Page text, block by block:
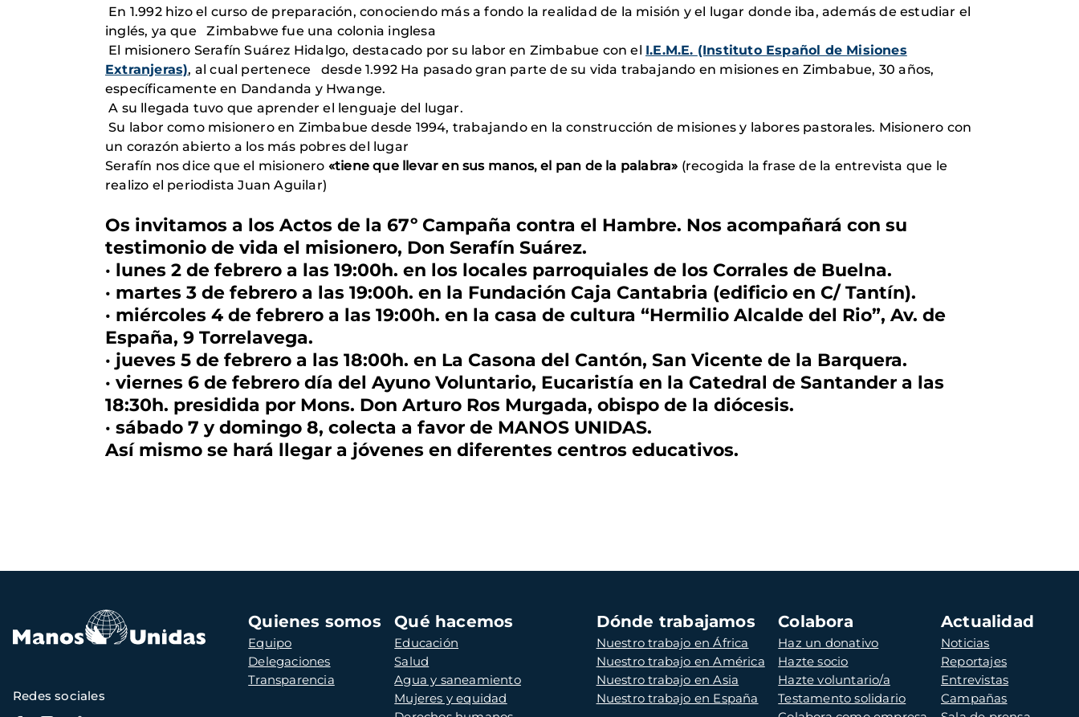
En 1.992 hizo el curso de preparación, conociendo más a fondo la realidad de la misión y el lugar donde iba, además de estudiar el
inglés, ya que Zimbabwe fue una colonia inglesa
El misionero Serafín Suárez Hidalgo, destacado por su labor en Zimbabue con el I.E.M.E. (Instituto Español de Misiones
Extranjeras), al cual pertenece desde 1.992 Ha pasado gran parte de su vida trabajando en misiones en Zimbabue, 30 años,
específicamente en Dandanda y Hwange.
A su llegada tuvo que aprender el lenguaje del lugar.
Su labor como misionero en Zimbabue desde 1994, trabajando en la construcción de misiones y labores pastorales. Misionero con
un corazón abierto a los más pobres del lugar
Serafín nos dice que el misionero «tiene que llevar en sus manos, el pan de la palabra» (recogida la frase de la entrevista que le
realizo el periodista Juan Aguilar)
Os invitamos a los Actos de la 67º Campaña contra el Hambre. Nos acompañará con su
testimonio de vida el misionero, Don Serafín Suárez.
· lunes 2 de febrero a las 19:00h. en los locales parroquiales de los Corrales de Buelna.
· martes 3 de febrero a las 19:00h. en la Fundación Caja Cantabria (edificio en C/ Tantín).
· miércoles 4 de febrero a las 19:00h. en la casa de cultura “Hermilio Alcalde del Rio”, Av. de
España, 9 Torrelavega.
· jueves 5 de febrero a las 18:00h. en La Casona del Cantón, San Vicente de la Barquera.
· viernes 6 de febrero día del Ayuno Voluntario, Eucaristía en la Catedral de Santander a las
18:30h. presidida por Mons. Don Arturo Ros Murgada, obispo de la diócesis.
· sábado 7 y domingo 8, colecta a favor de MANOS UNIDAS.
Así mismo se hará llegar a jóvenes en diferentes centros educativos.
Navegación
principal
Quienes somos
Equipo
Delegaciones
Transparencia
Qué hacemos
Educación
Salud
Agua y saneamiento
Mujeres y equidad
Dónde trabajamos
Nuestro trabajo en África
Nuestro trabajo en América
Nuestro trabajo en Asia
Nuestro trabajo en España
Colabora
Haz un donativo
Hazte socio
Hazte voluntario/a
Testamento solidario
Actualidad
Noticias
Reportajes
Entrevistas
Campañas
Redes sociales